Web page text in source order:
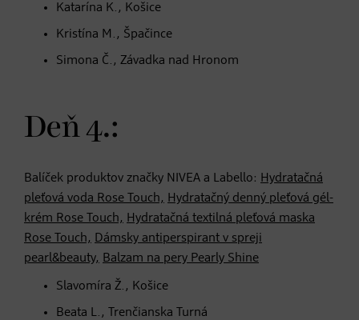
Katarína K., Košice
Kristína M., Špačince
Simona Č., Závadka nad Hronom
Deň 4.:
Balíček produktov značky NIVEA a Labello: Hydratačná
pleťová voda Rose Touch, Hydratačný denný pleťová gél-
krém Rose Touch, Hydratačná textilná pleťová maska
Rose Touch, Dámsky antiperspirant v spreji
pearl&beauty, Balzam na pery Pearly Shine
Slavomíra Ž., Košice
Beata L., Trenčianska Turná